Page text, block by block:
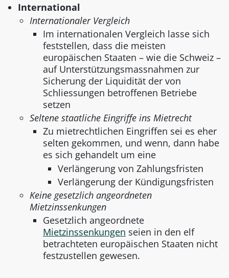
International
Internationaler Vergleich
Im internationalen Vergleich lasse sich
feststellen, dass die meisten
europäischen Staaten – wie die Schweiz –
auf Unterstützungsmassnahmen zur
Sicherung der Liquidität der von
Schliessungen betroffenen Betriebe
setzen
Seltene staatliche Eingriffe ins Mietrecht
Zu mietrechtlichen Eingriffen sei es eher
selten gekommen, und wenn, dann habe
es sich gehandelt um eine
Verlängerung von Zahlungsfristen
Verlängerung der Kündigungsfristen
Keine gesetzlich angeordneten
Mietzinssenkungen
Gesetzlich angeordnete
Mietzinssenkungen seien in den elf
betrachteten europäischen Staaten nicht
festzustellen gewesen.